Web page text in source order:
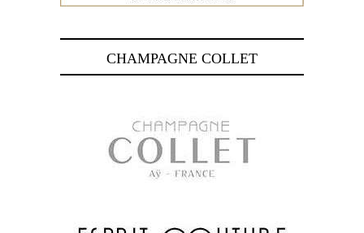
CHAMPAGNE COLLET